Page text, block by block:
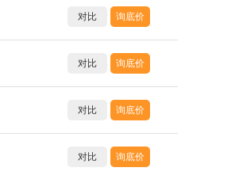
对比 询底价
对比 询底价
对比 询底价
对比 询底价